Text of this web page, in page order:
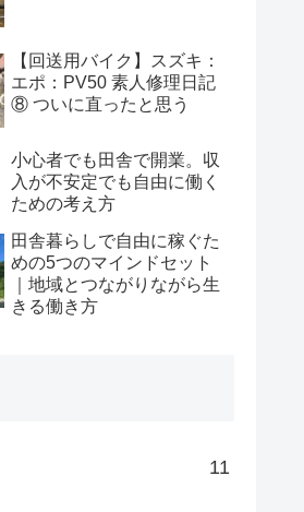
【回送用バイク】スズキ：
エポ：PV50 素人修理日記
⑧ ついに直ったと思う
小心者でも田舎で開業。収
入が不安定でも自由に働く
ための考え方
田舎暮らしで自由に稼ぐた
めの5つのマインドセット
｜地域とつながりながら生
きる働き方
11